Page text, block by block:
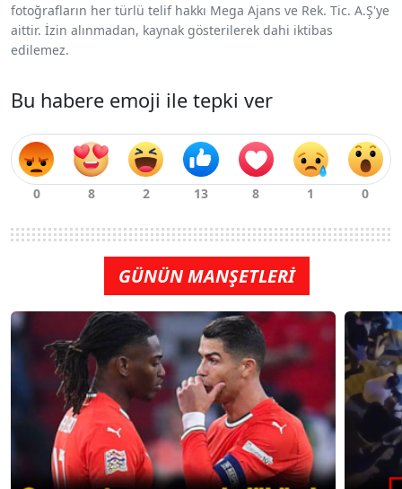
fotoğrafların her türlü telif hakkı Mega Ajans ve Rek. Tic. A.Ş'ye
aittir. İzin alınmadan, kaynak gösterilerek dahi iktibas
edilemez.
Bu habere emoji ile tepki ver
GÜNÜN MANŞETLERİ